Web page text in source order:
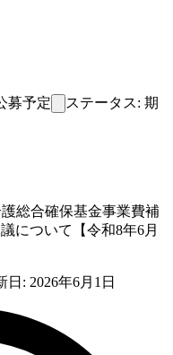
募予定
ステータス: 期
総合確保基金事業費補
について【令和8年6月
日: 2026年6月1日